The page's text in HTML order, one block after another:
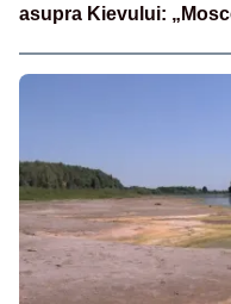
asupra Kievului: